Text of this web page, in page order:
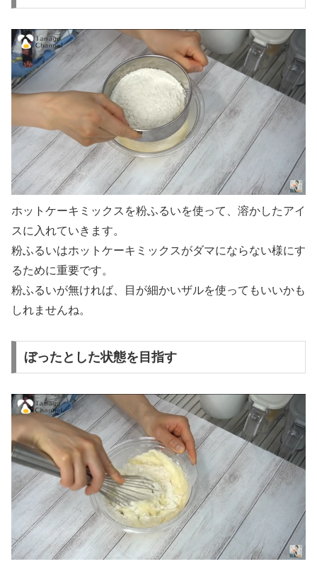
ホットケーキミックスを粉ふるいを使って、溶かしたアイ
スに入れていきます。
粉ふるいはホットケーキミックスがダマにならない様にす
るために重要です。
粉ふるいが無ければ、目が細かいザルを使ってもいいかも
しれませんね。
ぼったとした状態を目指す